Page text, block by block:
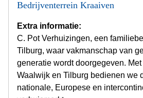
Bedrijventerrein Kraaiven
Extra informatie:
C. Pot Verhuizingen, een
Tilburg, waar vakmanschap van
generatie wordt doorgegeven.
Waalwijk en Tilburg bedienen we
nationale, Europese en